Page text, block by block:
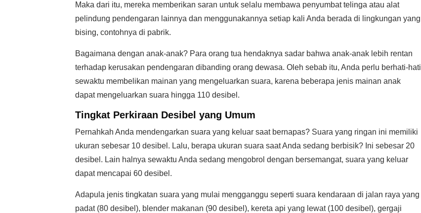
Maka dari itu, mereka memberikan saran untuk selalu membawa penyumbat telinga atau alat
pelindung pendengaran lainnya dan menggunakannya setiap kali Anda berada di lingkungan yang
bising, contohnya di pabrik.
Bagaimana dengan anak-anak? Para orang tua hendaknya sadar bahwa anak-anak lebih rentan
terhadap kerusakan pendengaran dibanding orang dewasa. Oleh sebab itu, Anda perlu berhati-hati
sewaktu membelikan mainan yang mengeluarkan suara, karena beberapa jenis mainan anak
dapat mengeluarkan suara hingga 110 desibel.
Tingkat Perkiraan Desibel yang Umum
Pernahkah Anda mendengarkan suara yang keluar saat bernapas? Suara yang ringan ini memiliki
ukuran sebesar 10 desibel. Lalu, berapa ukuran suara saat Anda sedang berbisik? Ini sebesar 20
desibel. Lain halnya sewaktu Anda sedang mengobrol dengan bersemangat, suara yang keluar
dapat mencapai 60 desibel.
Adapula jenis tingkatan suara yang mulai mengganggu seperti suara kendaraan di jalan raya yang
padat (80 desibel), blender makanan (90 desibel), kereta api yang lewat (100 desibel), gergaji